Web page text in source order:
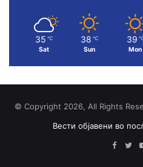
35 ℃
Sat
38 ℃
Sun
39
Mon
© Copyright 2026, All Rights
Вести објавени во